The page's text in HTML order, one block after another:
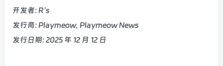
开发者: R’s
发行商: Playmeow, Playmeow News
发行日期: 2025 年 12 月 12 日